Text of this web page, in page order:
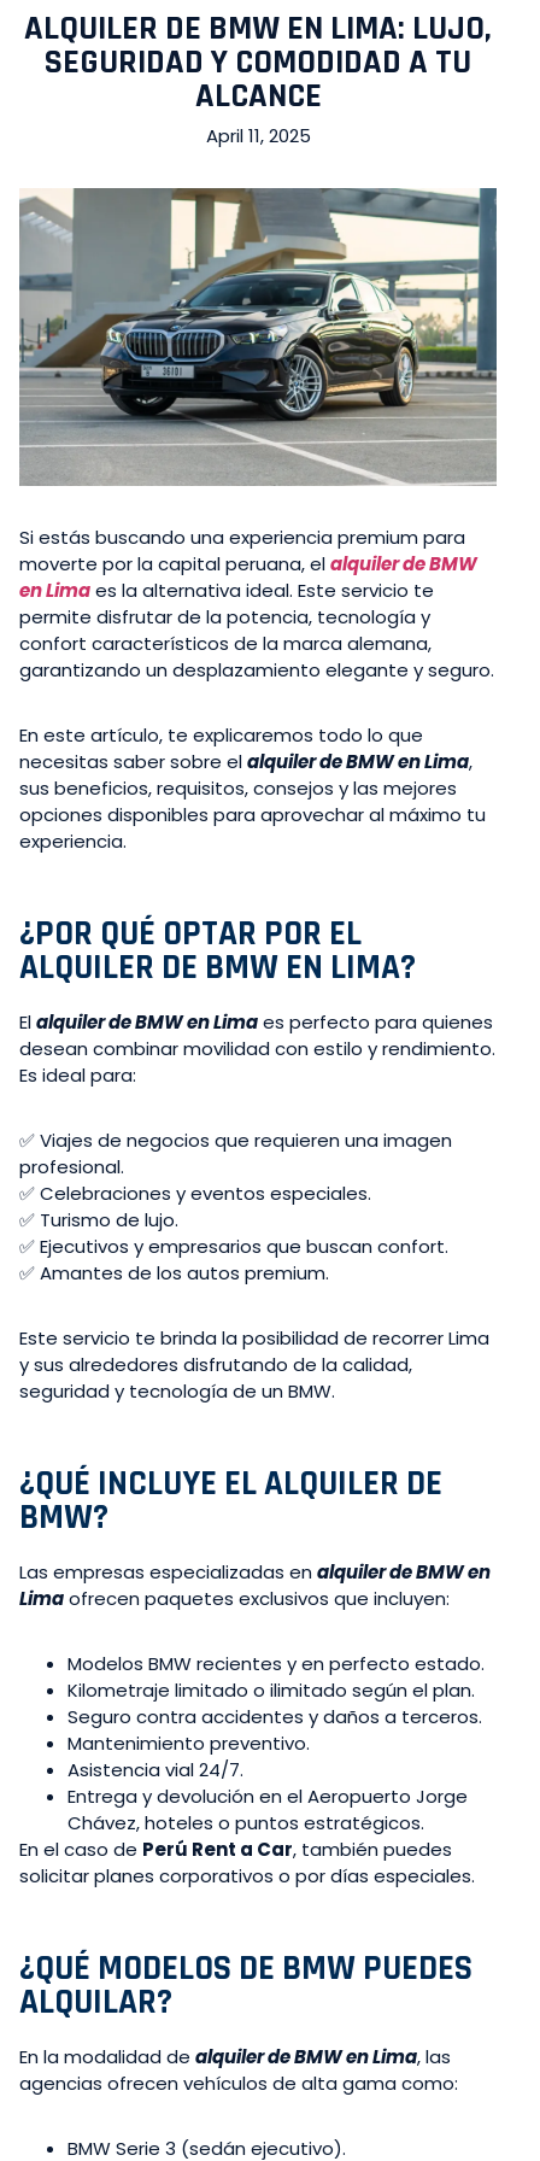
ALQUILER DE BMW EN LIMA: LUJO,
SEGURIDAD Y COMODIDAD A TU
ALCANCE
April 11, 2025
Si estás buscando una experiencia premium para
moverte por la capital peruana, elalquiler de BMW
en Limaes la alternativa ideal. Este servicio te
permite disfrutar de la potencia, tecnología y
confort característicos de la marca alemana,
garantizando un desplazamiento elegante y seguro.
En este artículo, te explicaremos todo lo que
necesitas saber sobre elalquiler de BMW en Lima,
sus beneficios, requisitos, consejos y las mejores
opciones disponibles para aprovechar al máximo tu
experiencia.
¿POR QUÉ OPTAR POR EL
ALQUILER DE BMW EN LIMA?
Elalquiler de BMW en Limaes perfecto para quienes
desean combinar movilidad con estilo y rendimiento.
Es ideal para:
✅ Viajes de negocios que requieren una imagen
profesional.
✅ Celebraciones y eventos especiales.
✅ Turismo de lujo.
✅ Ejecutivos y empresarios que buscan confort.
✅ Amantes de los autos premium.
Este servicio te brinda la posibilidad de recorrer Lima
y sus alrededores disfrutando de la calidad,
seguridad y tecnología de un BMW.
¿QUÉ INCLUYE EL ALQUILER DE
BMW?
Las empresas especializadas enalquiler de BMW en
Limaofrecen paquetes exclusivos que incluyen:
Modelos BMW recientes y en perfecto estado.
Kilometraje limitado o ilimitado según el plan.
Seguro contra accidentes y daños a terceros.
Mantenimiento preventivo.
Asistencia vial 24/7.
Entrega y devolución en el Aeropuerto Jorge
Chávez, hoteles o puntos estratégicos.
En el caso de Perú Rent a Car, también puedes
solicitar planes corporativos o por días especiales.
¿QUÉ MODELOS DE BMW PUEDES
ALQUILAR?
En la modalidad de alquiler de BMW en Lima, las
agencias ofrecen vehículos de alta gama como:
BMW Serie 3 (sedán ejecutivo).